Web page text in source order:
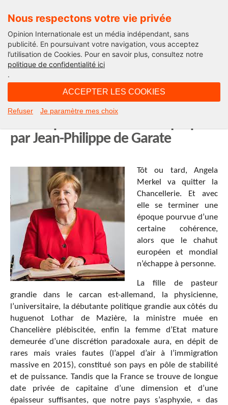
Nous respectons votre vie privée
Opinion Internationale est un média indépendant, sans
publicité. En poursuivant votre navigation, vous acceptez
l’utilisation de Cookies. Pour en savoir plus, consultez notre
politique de confidentialité ici
.
ACCEPTER LES COOKIES
Refuser Je paramètre mes choix
International
Allemagne, mère blafarde ?
par Jean-Philippe de Garate
Tôt ou tard, Angela
Merkel va quitter la
Chancellerie. Et avec
elle se terminer une
époque pourvue d’une
certaine cohérence,
alors que le chahut
européen et mondial
n’échappe à personne.
La fille de pasteur
grandie dans le carcan est-allemand, la physicienne,
l’universitaire, la débutante politique grandie aux côtés du
huguenot Lothar de Mazière, la ministre muée en
Chancelière plébiscitée, enfin la femme d’Etat mature
demeurée d’une discrétion paradoxale aura, en dépit de
rares mais vraies fautes (l’appel d’air à l’immigration
massive en 2015), constitué son pays en pôle de stabilité
et de puissance. Tandis que la France se trouve de longue
date privée de capitaine d’une dimension et d’une
épaisseur suffisantes, que notre pays s’asphyxie, « das